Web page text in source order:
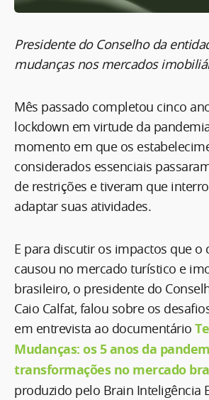
Presidente do Conselho da
mudanças nos mercados
Mês passado completou cinco
lockdown em virtude da
momento em que os
considerados essenciais
de restrições e tiveram que
adaptar suas atividades.
E para discutir os impactos que o
causou no mercado turístico e
brasileiro, o presidente do
Caio Calfat, falou sobre os
em entrevista ao documentário
Mudanças: os 5 anos da
transformações no mercado
produzido pelo Brain Inteligência